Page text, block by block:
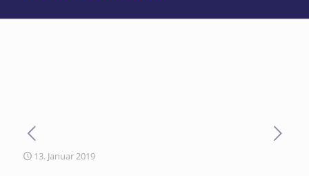
13. Januar 2019